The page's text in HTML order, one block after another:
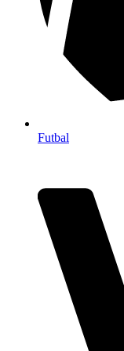
Futbal